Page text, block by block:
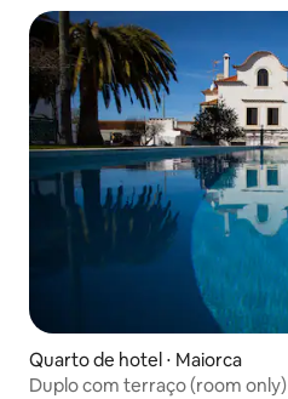
Quarto de hotel ⋅ Maiorca
Duplo com terraço (room only)